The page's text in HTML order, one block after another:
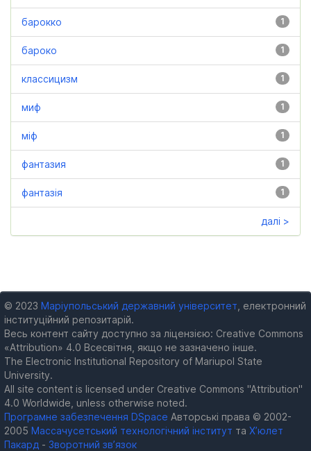
1
барокко
1
бароко
1
классицизм
1
миф
1
міф
1
фантазия
1
фантазія
далі >
© 2023 Маріупольський державний університет , електронний
інституційний репозитарій.
Весь контент сайту доступно за ліцензією: Creative Commons
«Attribution» 4.0 Всесвітня, якщо не зазначено інше.
The Electronic Institutional Repository of Mariupol State
University.
All site content is licensed under Creative Commons "Attribution"
4.0 Worldwide, unless otherwise noted.
Програмне забезпечення DSpace Авторські права © 2002-
2005 Массачусетський технологічний інститут та Х’юлет
Пакард - Зворотний зв’язок